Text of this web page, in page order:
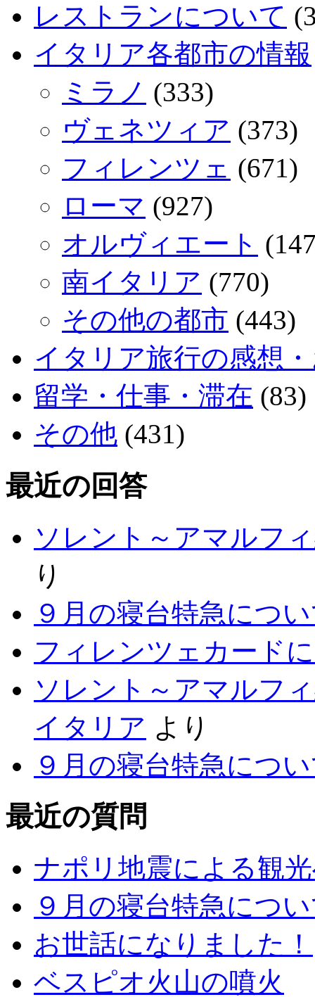
レストランについて
イタリア各都市の情報
ミラノ (333)
ヴェネツィア (373)
フィレンツェ (671)
ローマ (927)
オルヴィエート
南イタリア (770)
その他の都市 (443)
イタリア旅行の感想
留学・仕事・滞在 (83)
その他 (431)
最近の回答
ソレント～アマルフ
り
９月の寝台特急につ
フィレンツェカード
ソレント～アマルフ
イタリア より
９月の寝台特急につ
最近の質問
ナポリ地震による観
９月の寝台特急につ
お世話になりました！
ベスピオ火山の噴火